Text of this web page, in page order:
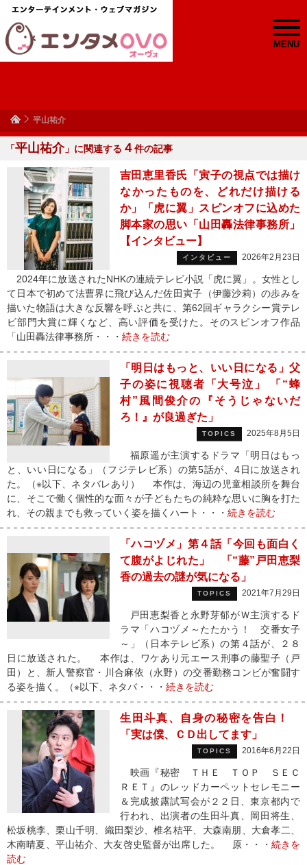
MENU
平山祐介
「平山祐介」に関連する ４件の記事
吉田恵里香氏「寅子の視点では描け
なかったものを、どれだけ描ける
か」「虎に翼」スピンオフに込めた
脚本家の思い「山田轟法律事務所」
【インタビュー】
インタビュー 2026年2月23日
2024年に放送されたNHKの連続テレビ小説「虎に翼」。女性とし
て日本で初めて法曹界に飛び込んだ佐田寅子（伊藤沙莉）の歩みを
描いた物語は大きな反響を呼ぶと共に、第62回ギャラクシー賞テレ
ビ部門大賞に輝くなど、高い評価を受けた。そのスピンオフ作品
「山田轟法律事務所・・・ 続きを読む
「明日はもっと、いい日になる」父
子の姿に視聴者「大号泣」 「“蜂
村”風間俊介の『そうじゃないだ
ろ！』が良過ぎた」
TOPICS 2025年8月5日
福原遥が主演するドラマ「明日はもっ
と、いい日になる」（フジテレビ系）の第5話が、4日に放送され
た。（※以下、ネタバレあり） 本作は、海辺の児童相談所を舞台
に、そこで働く個性的な面々が子どもたちの純粋な思いに胸を打た
れ、その親までも救っていく姿を描くハート・・・ 続きを読む
「ハコヅメ」第４話「今回も面白く
て腹がよじれた」 「“藤”戸田恵梨
香の過去の謎が気になる」
TOPICS 2021年7月29日
戸田恵梨香と永野芽郁がＷ主演するド
ラマ「ハコヅメ～たたかう！ 交番女子
～」（日本テレビ系）の第４話が、２８
日に放送された。 本作は、ワケあり元エース刑事の藤聖子（戸
田）と、新人警察官・川合麻依（永野）の交番勤務コンビが奮闘す
る姿を描く。（※以下、ネタバ・・・ 続きを読む
生田斗真、自身の秘密を告白！
「実は僕、ＣＤ出してます」
TOPICS 2016年6月22日
映画『秘密 ＴＨＥ ＴＯＰ ＳＥＣ
ＲＥＴ』のレッドカーペットセレモニー
＆完成披露試写会が２２日、東京都内で
行われ、出演者の生田斗真、岡田将生、
松坂桃李、栗山千明、織田梨沙、椎名桔平、大森南朋、大倉孝二、
木南晴夏、平山祐介、大友啓史監督が出席した。 原・・・ 続きを
読む